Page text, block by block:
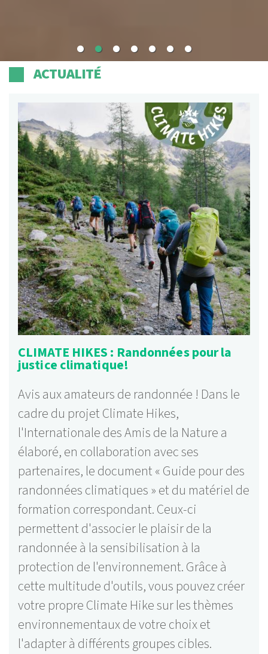
ACTUALITÉ
CLIMATE HIKES : Randonnées pour la
justice climatique!
Avis aux amateurs de randonnée ! Dans le
cadre du projet Climate Hikes,
l'Internationale des Amis de la Nature a
élaboré, en collaboration avec ses
partenaires, le document « Guide pour des
randonnées climatiques » et du matériel de
formation correspondant. Ceux-ci
permettent d'associer le plaisir de la
randonnée à la sensibilisation à la
protection de l'environnement. Grâce à
cette multitude d'outils, vous pouvez créer
votre propre Climate Hike sur les thèmes
environnementaux de votre choix et
l'adapter à différents groupes cibles.